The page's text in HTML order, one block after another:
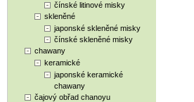
čínské litinové misky
skleněné
japonské skleněné misky
čínské skleněné misky
chawany
keramické
japonské keramické
chawany
čajový obřad chanoyu